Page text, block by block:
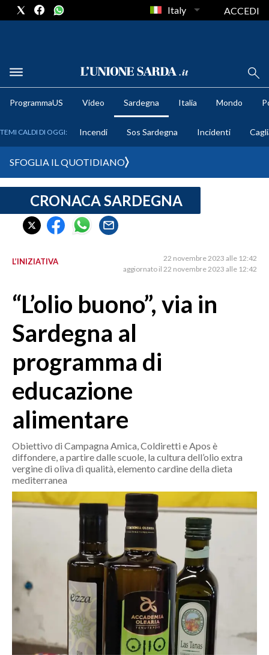
METEO
CRONACA SARDEGNA
CAGLIARI
SULCIS IGLESIENTE
ORISTANO E PROVINCIA
SASSARI E PROVINCIA
GALLURA
NUORO E PROVINCIA
OGLIASTRA
AGENDA
CRONACA
ITALIA
MONDO
POLITICA
ECONOMIA
SPORT IN SARDEGNA
RISULTATI E CLASSIFICHE
Italy ACCEDI
ProgrammaUS Video Sardegna Italia Mondo
TEMI CALDI DI OGGI: Incendi Sos Sardegna Incidenti
SFOGLIA IL QUOTIDIANO
CRONACA SARDEGNA
L’INIZIATIVA
22 novembre 2023 alle 12:42
aggiornato il 22 novembre 2023 alle 12:42
“L’olio buono”, via in
Sardegna al
programma di
educazione
alimentare
Obiettivo di Campagna Amica, Coldiretti e Apos è
diffondere, a partire dalle scuole, la cultura dell’olio extra
vergine di oliva di qualità, elemento cardine della dieta
mediterranea